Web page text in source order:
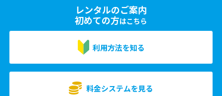
レンタルのご案内
初めての方はこちら
利用方法を知る
料金システムを見る